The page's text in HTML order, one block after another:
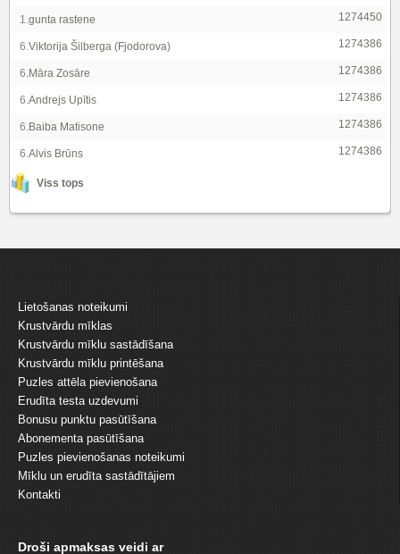
1.gunta rastene 1274450
6.Viktorija Šilberga (Fjodorova) 1274386
6.Māra Zosāre 1274386
6.Andrejs Upītis 1274386
6.Baiba Matisone 1274386
6.Alvis Brūns 1274386
Viss tops
Lietošanas noteikumi
Krustvārdu mīklas
Krustvārdu mīklu sastādīšana
Krustvārdu mīklu printēšana
Puzles attēla pievienošana
Erudīta testa uzdevumi
Bonusu punktu pasūtīšana
Abonementa pasūtīšana
Puzles pievienošanas noteikumi
Mīklu un erudīta sastādītājiem
Kontakti
Droši apmaksas veidi ar